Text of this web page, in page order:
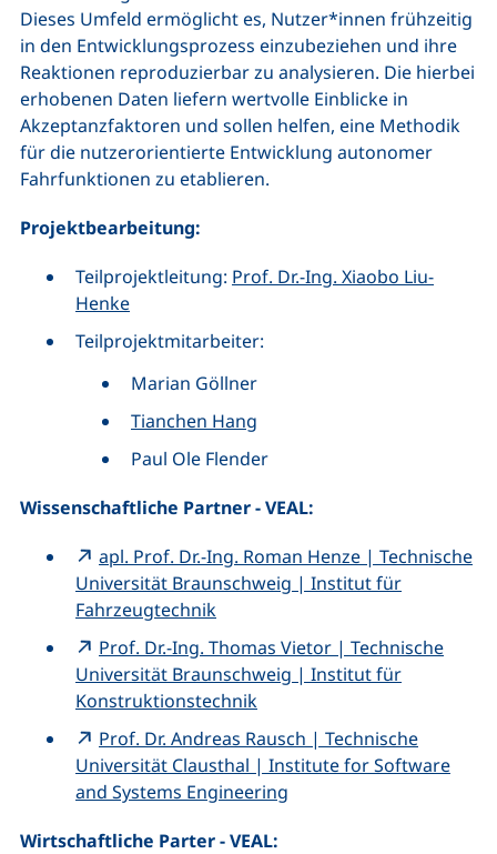
Dieses Umfeld ermöglicht es, Nutzer*innen frühzeitig
in den Entwicklungsprozess einzubeziehen und ihre
Reaktionen reproduzierbar zu analysieren. Die hierbei
erhobenen Daten liefern wertvolle Einblicke in
Akzeptanzfaktoren und sollen helfen, eine Methodik
für die nutzerorientierte Entwicklung autonomer
Fahrfunktionen zu etablieren.
Projektbearbeitung:
Teilprojektleitung: Prof. Dr.-Ing. Xiaobo Liu-
Henke
Teilprojektmitarbeiter:
Marian Göllner
Tianchen Hang
Paul Ole Flender
Wissenschaftliche Partner - VEAL:
apl. Prof. Dr.-Ing. Roman Henze | Technische
Universität Braunschweig | Institut für
Fahrzeugtechnik
Prof. Dr.-Ing. Thomas Vietor | Technische
Universität Braunschweig | Institut für
Konstruktionstechnik
Prof. Dr. Andreas Rausch | Technische
Universität Clausthal | Institute for Software
and Systems Engineering
Wirtschaftliche Parter - VEAL: